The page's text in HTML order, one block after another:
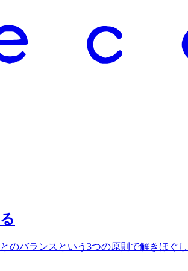
のバランスという3つの原則で解きほぐ